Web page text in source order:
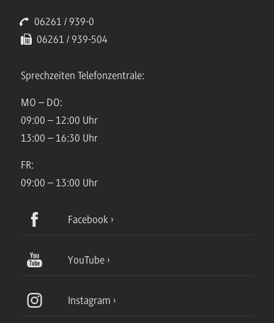
06261 / 939-0
06261 / 939-504
Sprechzeiten Telefonzentrale:
MO – DO:
09:00 – 12:00 Uhr
13:00 – 16:30 Uhr
FR:
09:00 – 13:00 Uhr
Facebook
YouTube
Instagram